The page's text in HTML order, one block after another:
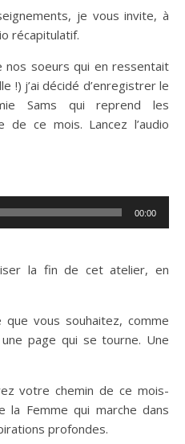
je vous invite, à
récapitulatif.
nos soeurs qui en ressentait
!) j’ai décidé d’enregistrer le
Sams qui reprend les
ce mois. Lancez l’audio
00:00
la fin de cet atelier, en
vous souhaitez, comme
page qui se tourne. Une
votre chemin de ce mois-
la Femme qui marche dans
profondes.